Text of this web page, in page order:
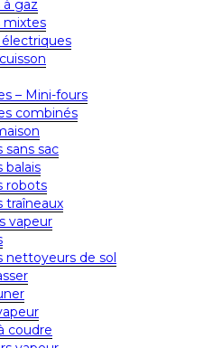
à gaz
mixtes
– Mini-fours
combinés
sans sac
balais
robots
traîneaux
vapeur
nettoyeurs de sol
coudre